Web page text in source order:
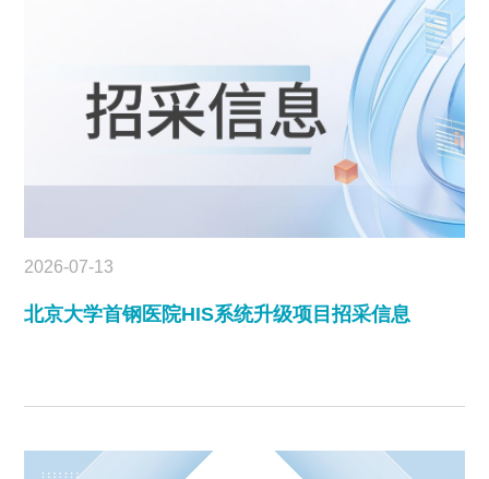
2026-07-13
北京大学首钢医院HIS系统升级项目招采信息